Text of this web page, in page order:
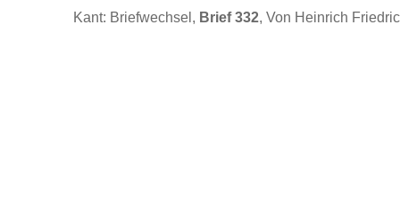
Kant: Briefwechsel, Brief 332, Von Heinrich